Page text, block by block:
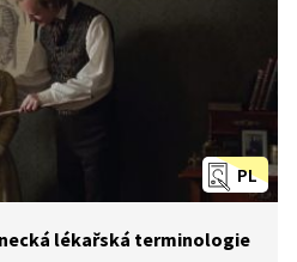
PL
lékařská terminologie